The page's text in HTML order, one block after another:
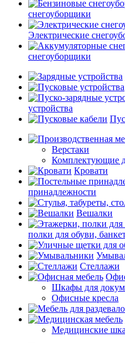
снегоуборщики
Электрические
снегоуборщики
устройства
Верстаки
Комплектующие
Кровати
принадлежности
Вешалки
полки для обуви,
Стеллажи
Шкафы для
Офисные кресла
Медицинские